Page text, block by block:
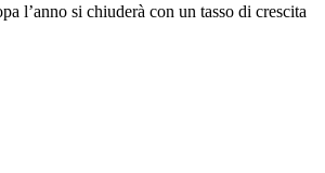
l’anno si chiuderà con un tasso di crescita